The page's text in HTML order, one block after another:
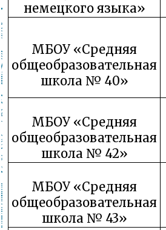
немецкого языка»
МБОУ «Средняя
общеобразовательная
школа № 40»
МБОУ «Средняя
общеобразовательная
школа № 42»
МБОУ «Средняя
общеобразовательная
школа № 43»